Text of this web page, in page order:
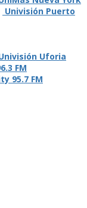
Univisión Puerto
FM
95.7 FM